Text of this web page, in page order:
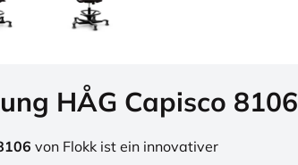
HÅG Capisco 8106
von Flokk ist ein innovativer